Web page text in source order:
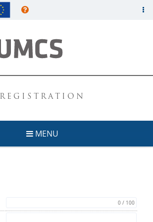
REGISTRATION
MENU
0 / 100